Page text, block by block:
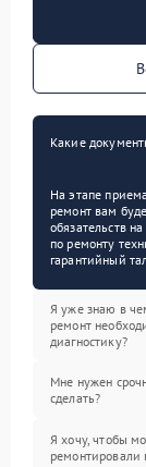
Какие
На этапе
ремонт вам
обязательств
по ремонту
гарантийный
Я уже знаю в
ремонт
диагностику?
Мне нужен
сделать?
Я хочу, чтобы
ремонтировали